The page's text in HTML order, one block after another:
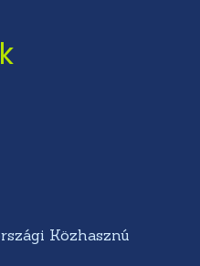
Közhasznú